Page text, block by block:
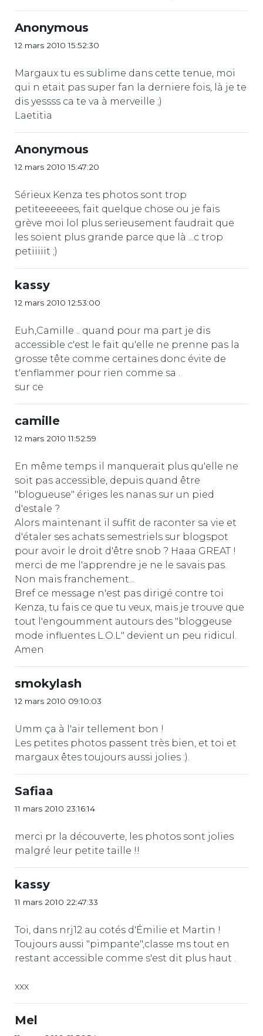
Anonymous
12 mars 2010 15:52:30
Margaux tu es sublime dans cette tenue, moi
qui n etait pas super fan la derniere fois, là je te
dis yessss ca te va à merveille ;)
Laetitia
Anonymous
12 mars 2010 15:47:20
Sérieux Kenza tes photos sont trop
petiteeeeees, fait quelque chose ou je fais
grève moi lol plus serieusement faudrait que
les soient plus grande parce que là ...c trop
petiiiiit ;)
kassy
12 mars 2010 12:53:00
Euh,Camille .. quand pour ma part je dis
accessible c'est le fait qu'elle ne prenne pas la
grosse tête comme certaines donc évite de
t'enflammer pour rien comme sa .
sur ce
camille
12 mars 2010 11:52:59
En même temps il manquerait plus qu'elle ne
soit pas accessible, depuis quand être
"blogueuse" ériges les nanas sur un pied
d'estale ?
Alors maintenant il suffit de raconter sa vie et
d'étaler ses achats semestriels sur blogspot
pour avoir le droit d'être snob ? Haaa GREAT !
merci de me l'apprendre je ne le savais pas.
Non mais franchement...
Bref ce message n'est pas dirigé contre toi
Kenza, tu fais ce que tu veux, mais je trouve que
tout l'engoumment autours des "bloggeuse
mode influentes L.O.L" devient un peu ridicul.
Amen
smokylash
12 mars 2010 09:10:03
Umm ça à l'air tellement bon !
Les petites photos passent très bien, et toi et
margaux êtes toujours aussi jolies :).
Safiaa
11 mars 2010 23:16:14
merci pr la découverte, les photos sont jolies
malgré leur petite taille !!
kassy
11 mars 2010 22:47:33
Toi, dans nrj12 au cotés d'Émilie et Martin !
Toujours aussi "pimpante",classe ms tout en
restant accessible comme s'est dit plus haut .
xxx
Mel